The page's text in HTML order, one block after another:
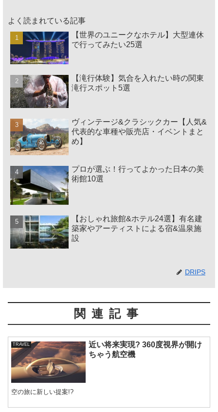
よく読まれている記事
【世界のユニークなホテル】大型連休
で行ってみたい25選
【滝行体験】気合を入れたい時の関東
滝行スポット5選
ヴィンテージ&クラシックカー【人気&
代表的な車種や販売店・イベントまと
め】
プロが選ぶ！行ってよかった日本の美
術館10選
【おしゃれ旅館&ホテル24選】有名建
築家やアーティストによる宿&温泉施
設
DRIPS
関連記事
TRAVEL
近い将来実現? 360度視界が開け
ちゃう航空機
空の旅に新しい提案!?